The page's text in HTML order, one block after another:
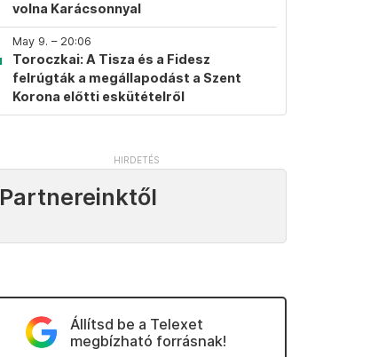
volna Karácsonnyal
May 9. – 20:06
Toroczkai: A Tisza és a Fidesz
felrúgták a megállapodást a Szent
Korona előtti eskütételről
Partnereinktől
Állítsd be a Telexet
megbízható forrásnak!